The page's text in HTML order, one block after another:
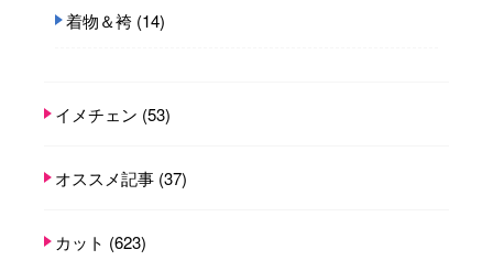
着物＆袴 (14)
イメチェン (53)
オススメ記事 (37)
カット (623)